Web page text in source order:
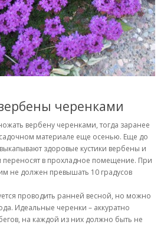
черенками
вербену черенками, тогда заранее
материале еще осенью. Еще до
здоровые кустики вербены и
в прохладное помещение. При
не должен превышать 10 градусов
проводить ранней весной, но можно
Идеальные черенки – аккуратно
на каждой из них должно быть не